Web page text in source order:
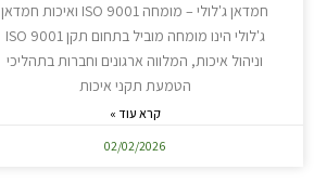
חמדאן ג'לולי – מומחה ISO 9001 ואיכות חמדאן
ג'לולי הינו מומחה מוביל בתחום תקן ISO 9001
וניהול איכות, המלווה ארגונים וחברות בתהליכי
הטמעת תקני איכות
קרא עוד »
02/02/2026